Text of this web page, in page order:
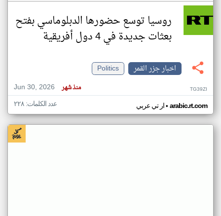
روسيا توسع حضورها الدبلوماسي بفتح
بعثات جديدة في 4 دول أفريقية
اخبار جزر القمر
Politics
Jun 30, 2026
منذ شهر TG39ZI
ار تي عربي• arabic.rt.com عدد الكلمات: ٢٢٨